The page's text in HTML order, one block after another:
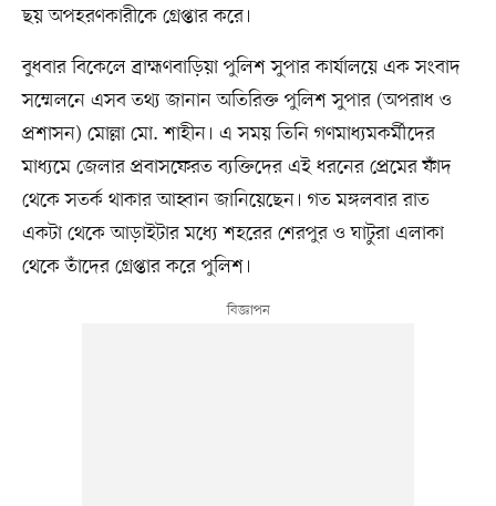
ছয় অপহরণকারীকে গ্রেপ্তার করে।
বুধবার বিকেলে ব্রাহ্মণবাড়িয়া পুলিশ সুপার কার্যালয়ে এক সংবাদ
সম্মেলনে এসব তথ্য জানান অতিরিক্ত পুলিশ সুপার (অপরাধ ও
প্রশাসন) মোল্লা মো. শাহীন। এ সময় তিনি গণমাধ্যমকর্মীদের
মাধ্যমে জেলার প্রবাসফেরত ব্যক্তিদের এই ধরনের প্রেমের ফাঁদ
থেকে সতর্ক থাকার আহ্বান জানিয়েছেন। গত মঙ্গলবার রাত
একটা থেকে আড়াইটার মধ্যে শহরের শেরপুর ও ঘাটুরা এলাকা
থেকে তাঁদের গ্রেপ্তার করে পুলিশ।